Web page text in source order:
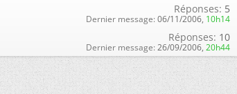
Réponses: 5
Dernier message: 06/11/2006, 10h14
Réponses: 10
Dernier message: 26/09/2006, 20h44